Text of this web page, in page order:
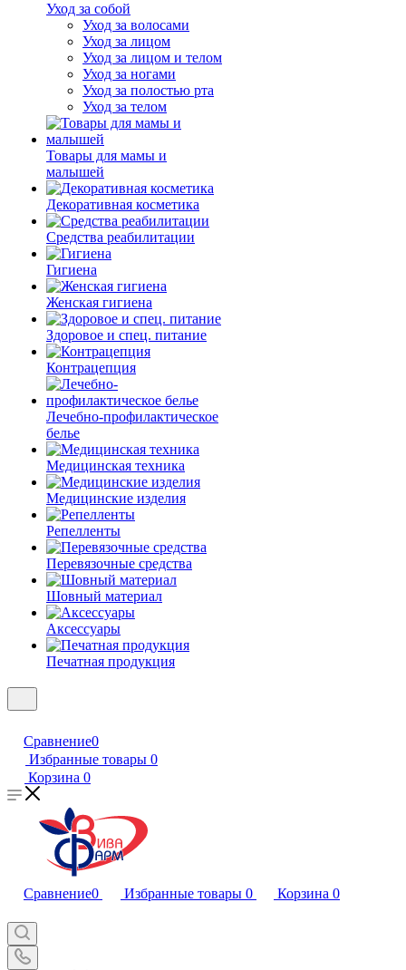
Уход за собой
Уход за волосами
Уход за лицом
Уход за лицом и телом
Уход за ногами
Уход за полостью рта
Уход за телом
Товары для мамы и
малышей
Декоративная косметика
Средства реабилитации
Гигиена
Женская гигиена
Здоровое и спец. питание
Контрацепция
Лечебно-профилактическое
белье
Медицинская техника
Медицинские изделия
Репелленты
Перевязочные средства
Шовный материал
Аксессуары
Печатная продукция
Сравнение0
Избранные товары 0
Корзина 0
Сравнение0 Избранные товары 0 Корзина 0